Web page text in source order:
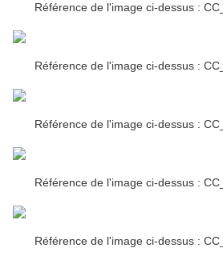
Référence de l'image ci-dessus :
Référence de l'image ci-dessus :
Référence de l'image ci-dessus :
Référence de l'image ci-dessus :
Référence de l'image ci-dessus :